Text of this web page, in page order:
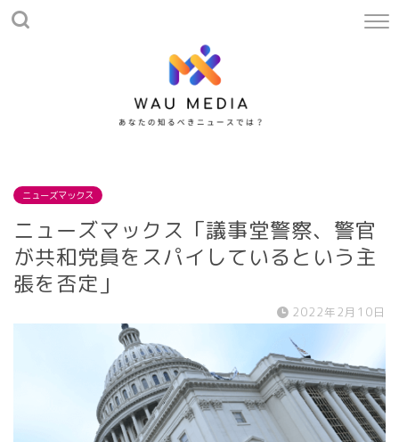
ニューズマックス
ニューズマックス「議事堂警察、警官
が共和党員をスパイしているという主
張を否定」
2022年2月10日